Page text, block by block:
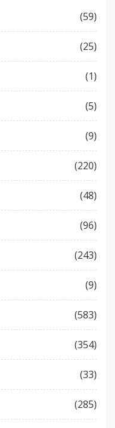
(59)
(25)
(1)
(5)
(9)
(220)
(48)
(96)
(243)
(9)
(583)
(354)
(33)
(285)